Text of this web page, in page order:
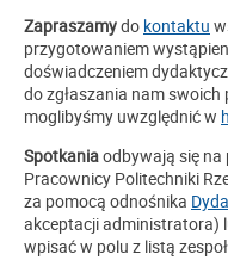
Zapraszamydo kontaktu
przygotowaniem
doświadczeniem
do zgłaszania nam
moglibyśmy uwzględnić w
Spotkaniaodbywają się
Pracownicy Politechniki
za pomocą odnośnika
akceptacji administratora)
wpisać w polu z listą